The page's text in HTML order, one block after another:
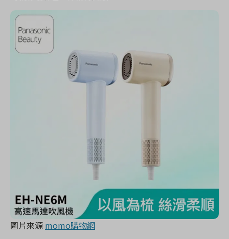
圖片來源 momo購物網